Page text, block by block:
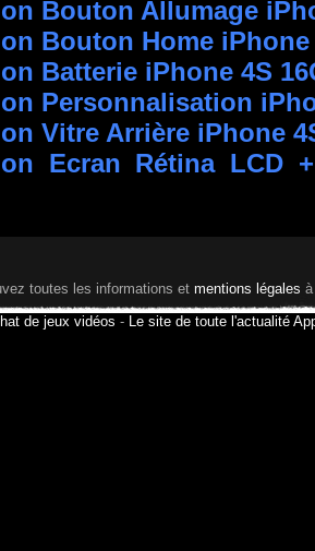
Bouton Allumage
Bouton Home iPhone
Batterie iPhone 4S
Personnalisation
Vitre Arrière iPhone
Ecran Rétina LCD
toutes les informations etmentions légales
de jeux vidéos - Le site de toute l'actualité